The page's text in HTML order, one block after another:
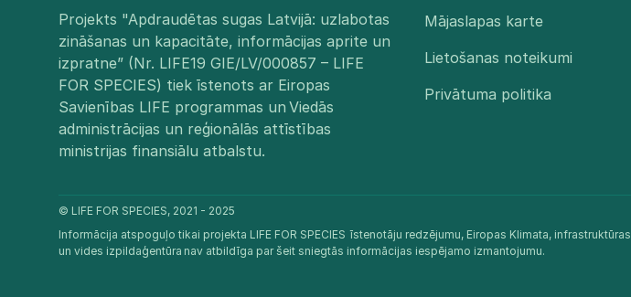
Projekts "Apdraudētas sugas Latvijā: uzlabotas
zināšanas un kapacitāte, informācijas aprite un
izpratne” (Nr. LIFE19 GIE/LV/000857 – LIFE
FOR SPECIES) tiek īstenots ar Eiropas
Savienības LIFE programmas un Viedās
administrācijas un reģionālās attīstības
ministrijas finansiālu atbalstu.​
Mājaslapas karte
Lietošanas noteikumi
Privātuma politika
© LIFE FOR SPECIES, 2021 - 2025
Informācija atspoguļo tikai projekta LIFE FOR SPECIES īstenotāju redzējumu, Eiropas Klimata, infrastruktūras
un vides izpildaģentūra nav atbildīga par šeit sniegtās informācijas iespējamo izmantojumu.​